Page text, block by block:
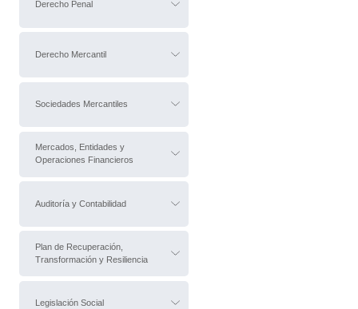
Derecho Penal
Derecho Mercantil
Sociedades Mercantiles
Mercados, Entidades y
Operaciones Financieros
Auditoría y Contabilidad
Plan de Recuperación,
Transformación y Resiliencia
Legislación Social